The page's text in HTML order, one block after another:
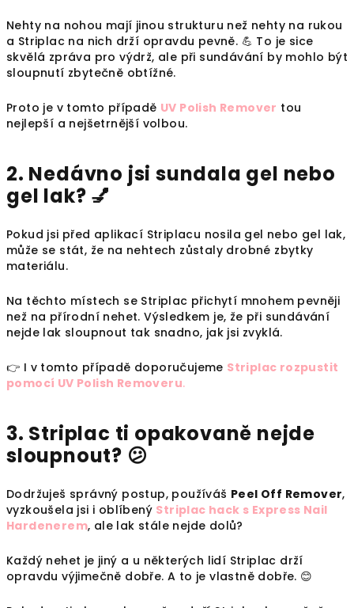
Nehty na nohou mají jinou strukturu než nehty na rukou
a Striplac na nich drží opravdu pevně. 💪 To je sice
skvělá zpráva pro výdrž, ale při sundávání by mohlo být
sloupnutí zbytečně obtížné.
Proto je v tomto případě UV Polish Remover tou
nejlepší a nejšetrnější volbou.
2. Nedávno jsi sundala gel nebo
gel lak? 💅
Pokud jsi před aplikací Striplacu nosila gel nebo gel lak,
může se stát, že na nehtech zůstaly drobné zbytky
materiálu.
Na těchto místech se Striplac přichytí mnohem pevněji
než na přírodní nehet. Výsledkem je, že při sundávání
nejde lak sloupnout tak snadno, jak jsi zvyklá.
👉 I v tomto případě doporučujeme Striplac rozpustit
pomocí UV Polish Removeru.
3. Striplac ti opakovaně nejde
sloupnout? 😕
Dodržuješ správný postup, používáš Peel Off Remover,
vyzkoušela jsi i oblíbený Striplac hack s Express Nail
Hardenerem, ale lak stále nejde dolů?
Každý nehet je jiný a u některých lidí Striplac drží
opravdu výjimečně dobře. A to je vlastně dobře. 😊